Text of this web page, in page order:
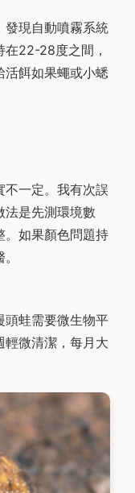
發現自動噴霧系統
22-28度之間，
活餌如果蠅或小蟋
不一定。我有次誤
法是先測環境數
。如果顏色問題持
頭蛙需要微生物平
輕微清潔，每月大